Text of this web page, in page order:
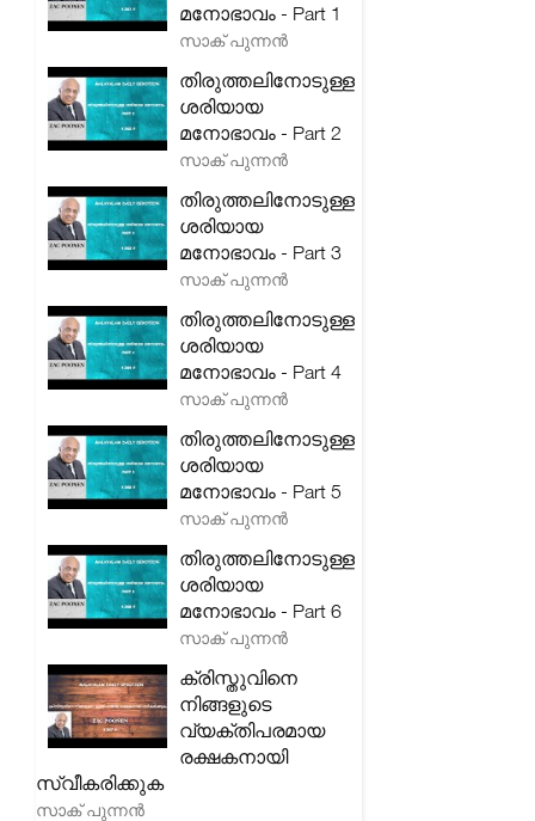
മനോഭാവം - Part 1
സാക് പുന്നൻ
തിരുത്തലിനോടുള്ള
ശരിയായ
മനോഭാവം - Part 2
സാക് പുന്നൻ
തിരുത്തലിനോടുള്ള
ശരിയായ
മനോഭാവം - Part 3
സാക് പുന്നൻ
തിരുത്തലിനോടുള്ള
ശരിയായ
മനോഭാവം - Part 4
സാക് പുന്നൻ
തിരുത്തലിനോടുള്ള
ശരിയായ
മനോഭാവം - Part 5
സാക് പുന്നൻ
തിരുത്തലിനോടുള്ള
ശരിയായ
മനോഭാവം - Part 6
സാക് പുന്നൻ
ക്രിസ്തുവിനെ
നിങ്ങളുടെ
വ്യക്തിപരമായ
രക്ഷകനായി
സ്വീകരിക്കുക
സാക് പുന്നൻ